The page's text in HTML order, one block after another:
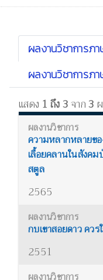
ผลงานวิชาการภา
ผลงานวิชาการภา
แสดง 1 ถึง 3จาก3
ความหลากหลายข
เลื้อยคลานในสังค
สตูล
2565
กบเขาสอยดาว คว
2551